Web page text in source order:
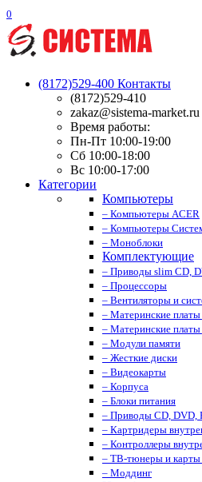
0
(8172)529-400 Контакты
(8172)529-410
zakaz@sistema-market.ru
Время работы:
Пн-Пт 10:00-19:00
Сб 10:00-18:00
Вс 10:00-17:00
Категории
Компьютеры
– Компьютеры ACER
– Компьютеры
– Моноблоки
Комплектующие
– Приводы slim CD,
– Процессоры
– Вентиляторы и
– Материнские
– Материнские
– Модули памяти
– Жесткие диски
– Видеокарты
– Корпуса
– Блоки питания
– Приводы CD, DVD,
– Картридеры
– Контроллеры
– ТВ-тюнеры и карты
– Моддинг